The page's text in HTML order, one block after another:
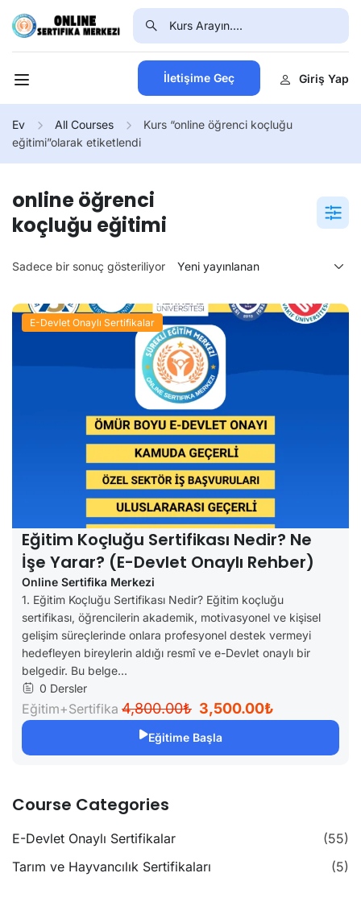
İletişime Geç Giriş Yap
Ev All Courses
Kurs “online öğrenci koçluğu
eğitimi”olarak etiketlendi
online öğrenci
koçluğu eğitimi
Sadece bir sonuç gösteriliyor
E-Devlet Onaylı Sertifikalar
Eğitim Koçluğu Sertifikası Nedir? Ne
İşe Yarar? (e-Devlet Onaylı Rehber)
Online Sertifika Merkezi
1. Eğitim Koçluğu Sertifikası Nedir? Eğitim koçluğu
sertifikası, öğrencilerin akademik, motivasyonel ve kişisel
gelişim süreçlerinde onlara profesyonel destek vermeyi
hedefleyen bireylerin aldığı resmî ve e-Devlet onaylı bir
belgedir. Bu belge...
0 Dersler
Eğitim+Sertifika 4,800.00₺ 3,500.00₺
Eğitime Başla
Course Categories
E-Devlet Onaylı Sertifikalar
(55)
Tarım ve Hayvancılık Sertifikaları
(5)